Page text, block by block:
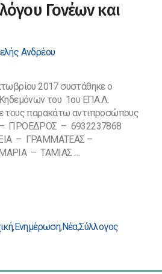
Γονέων και
Ανδρέου
2017 συστάθηκε ο
του 1ου ΕΠΑ.Λ.
τους παρακάτω αντιπροσώπους
ΠΡΟΕΔΡΟΣ – 6932237868
– ΓΡΑΜΜΑΤΕΑΣ –
– ΤΑΜΙΑΣ …
,Ενημέρωση,Νέα,Σύλλογος